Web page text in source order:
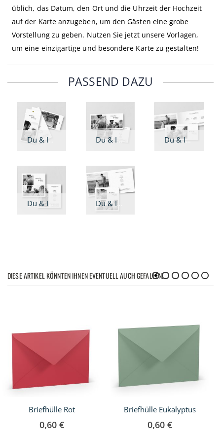
üblich, das Datum, den Ort und die Uhrzeit der Hochzeit
auf der Karte anzugeben, um den Gästen eine grobe
Vorstellung zu geben. Nutzen Sie jetzt unsere Vorlagen,
um eine einzigartige und besondere Karte zu gestalten!
PASSEND DAZU
Du & Ich - Hochzeitseinladung DIN lang Fächer Du & Ich - Hochzeitseinladung DIN lang Klappkarte
Du & Ich - Hochzeitseinladung Klappkarte quadratisch
DIESE ARTIKEL KÖNNTEN IHNEN EVENTUELL AUCH GEFALLEN!
Briefhülle Rot
0,60 €
Briefhülle Eukalyptus
0,60 €